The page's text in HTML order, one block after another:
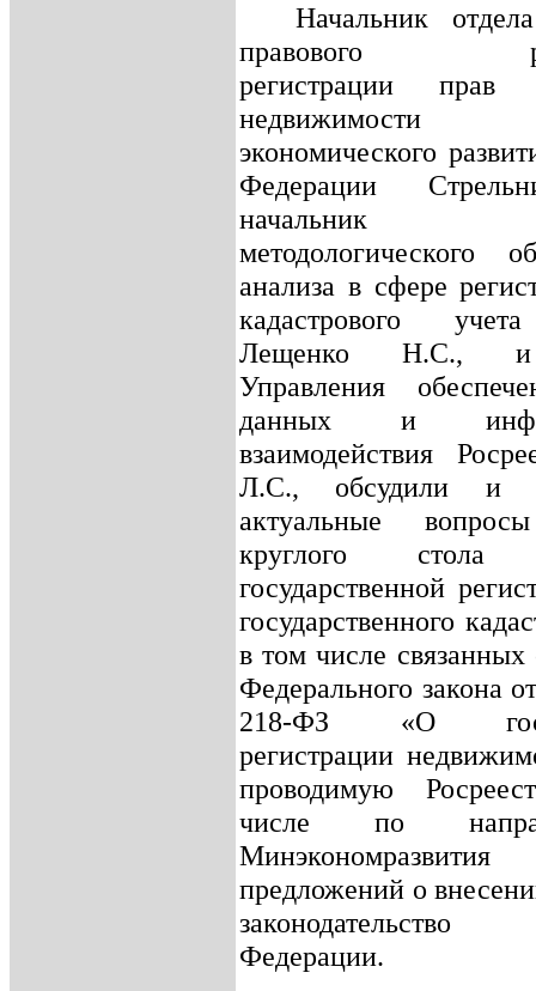
Начальник
правового
регистрации прав
недвижимости
экономического
Федерации
начальник
методологического
анализа в сфере
кадастрового
Лещенко Н.С., и
Управления
данных и
взаимодействия
Л.С., обсудили и
актуальные
круглого
государственной
государственного
в том числе связанных
Федерального закона
218-ФЗ «О
регистрации
проводимую
числе по
предложений о
законодательство
Федерации.